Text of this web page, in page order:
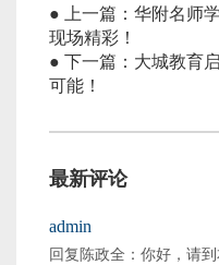
● 上一篇：华附名师
现场精彩！
● 下一篇：大城教育
可能！
最新评论
admin
回复陈政全：你好，请